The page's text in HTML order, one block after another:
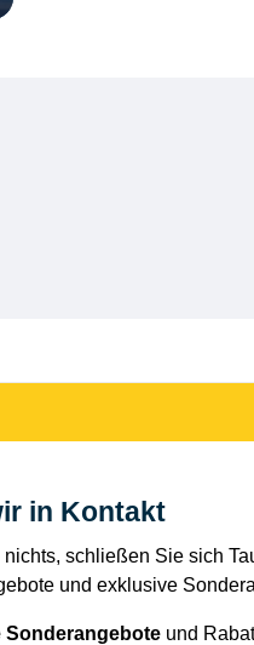
in Kontakt
schließen Sie sich
und exklusive
Sonderangebote und